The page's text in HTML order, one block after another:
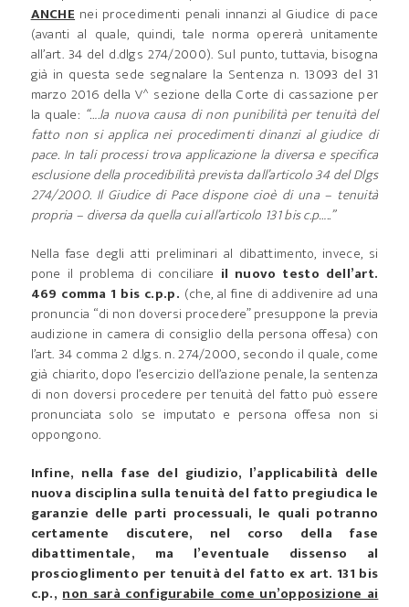
ANCHE nei procedimenti penali innanzi al Giudice di pace
(avanti al quale, quindi, tale norma opererà unitamente
all’art. 34 del d.dlgs 274/2000). Sul punto, tuttavia, bisogna
già in questa sede segnalare la Sentenza n. 13093 del 31
marzo 2016 della V^ sezione della Corte di cassazione per
la quale: “….la nuova causa di non punibilità per tenuità del
fatto non si applica nei procedimenti dinanzi al giudice di
pace. In tali processi trova applicazione la diversa e specifica
esclusione della procedibilità prevista dall’articolo 34 del Dlgs
274/2000. Il Giudice di Pace dispone cioè di una – tenuità
propria – diversa da quella cui all’articolo 131 bis c.p…..”
Nella fase degli atti preliminari al dibattimento, invece, si
pone il problema di conciliare il nuovo testo dell’art.
469 comma 1 bis c.p.p. (che, al fine di addivenire ad una
pronuncia “di non doversi procedere” presuppone la previa
audizione in camera di consiglio della persona offesa) con
l’art. 34 comma 2 d.lgs. n. 274/2000, secondo il quale, come
già chiarito, dopo l’esercizio dell’azione penale, la sentenza
di non doversi procedere per tenuità del fatto può essere
pronunciata solo se imputato e persona offesa non si
oppongono.
Infine, nella fase del giudizio, l’applicabilità delle
nuova disciplina sulla tenuità del fatto pregiudica le
garanzie delle parti processuali, le quali potranno
certamente discutere, nel corso della fase
dibattimentale, ma l’eventuale dissenso al
proscioglimento per tenuità del fatto ex art. 131 bis
c.p.,non sarà configurabile come un’opposizione ai